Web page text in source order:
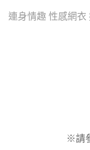
５．嚴禁一人註冊多個
恩沛科技股份有限公
貨到付款(新竹貨運)
連身情趣 性感網衣
※請